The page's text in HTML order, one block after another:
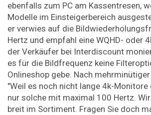
ebenfalls zum PC am Kassentresen,
Modelle im Einsteigerbereich
er verwies auf die
Hertz und empfahl eine WQHD- oder
der Verkäufer bei Interdiscount
es für die Bildfrequenz keine
Onlineshop gebe. Nach
"Weil es noch nicht lange 4k-Monitore
nur solche mit maximal 100 Hertz.
breit im Sortiment. Fragen Sie doch